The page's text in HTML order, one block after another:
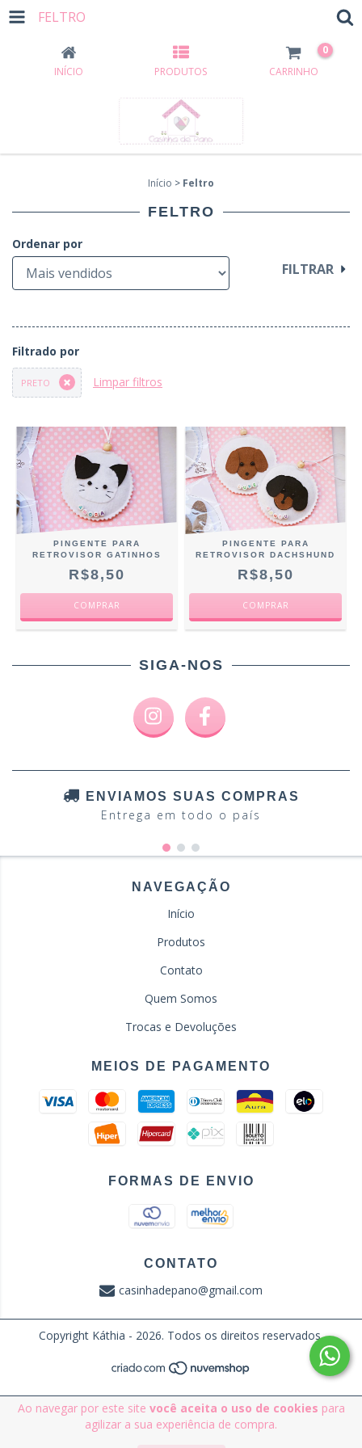
FELTRO
INÍCIO PRODUTOS CARRINHO
0
Ao navegar por este site você aceita o uso de cookies para
agilizar a sua experiência de compra.
Início > Feltro
FELTRO
Ordenar por
FILTRAR
Filtrado por
PRETO Limpar filtros
PINGENTE PARA
RETROVISOR GATINHOS
R$8,50
COMPRAR
PINGENTE PARA
RETROVISOR DACHSHUND
R$8,50
COMPRAR
SIGA-NOS
ENVIAMOS SUAS COMPRAS
Entrega em todo o país
NAVEGAÇÃO
Início
Produtos
Contato
Quem Somos
Trocas e Devoluções
MEIOS DE PAGAMENTO
FORMAS DE ENVIO
CONTATO
casinhadepano@gmail.com
Copyright Káthia - 2026. Todos os direitos reservados.